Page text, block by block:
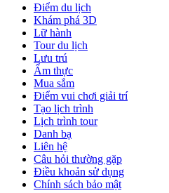
Điểm du lịch
Khám phá 3D
Lữ hành
Tour du lịch
Lưu trú
Ẩm thực
Mua sắm
Điểm vui chơi giải trí
Tạo lịch trình
Lịch trình tour
Danh bạ
Liên hệ
Câu hỏi thường gặp
Điều khoản sử dụng
Chính sách bảo mật